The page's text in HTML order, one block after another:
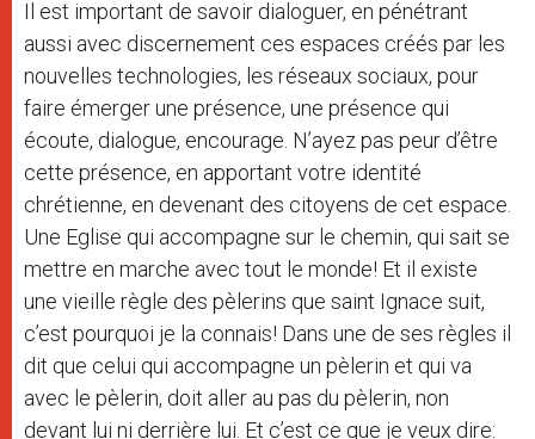
Il est important de savoir dialoguer, en pénétrant
aussi avec discernement ces espaces créés par les
nouvelles technologies, les réseaux sociaux, pour
faire émerger une présence, une présence qui
écoute, dialogue, encourage. N’ayez pas peur d’être
cette présence, en apportant votre identité
chrétienne, en devenant des citoyens de cet espace.
Une Eglise qui accompagne sur le chemin, qui sait se
mettre en marche avec tout le monde! Et il existe
une vieille règle des pèlerins que saint Ignace suit,
c’est pourquoi je la connais! Dans une de ses règles il
dit que celui qui accompagne un pèlerin et qui va
avec le pèlerin, doit aller au pas du pèlerin, non
devant lui ni derrière lui. Et c’est ce que je veux dire: